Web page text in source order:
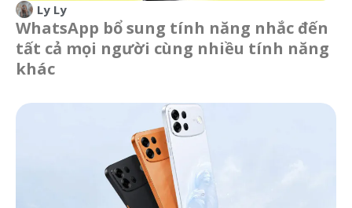
Ly Ly
WhatsApp bổ sung tính năng nhắc đến
tất cả mọi người cùng nhiều tính năng
khác